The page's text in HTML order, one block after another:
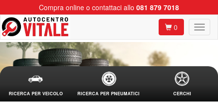
Compra online o contattaci allo 081 879 7018
0
RICERCA PER VEICOLO RICERCA PER PNEUMATICI CERCHI